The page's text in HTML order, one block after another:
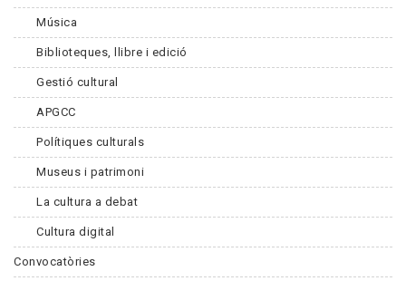
Música
Biblioteques, llibre i edició
Gestió cultural
APGCC
Polítiques culturals
Museus i patrimoni
La cultura a debat
Cultura digital
Convocatòries